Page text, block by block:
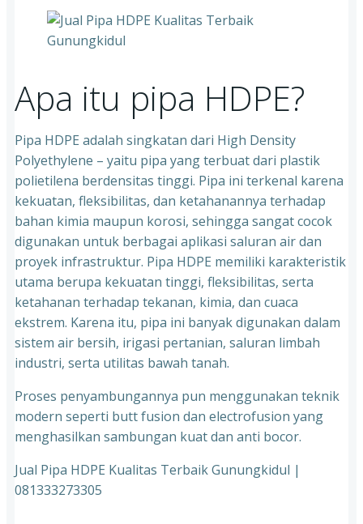
Apa itu pipa HDPE?
Pipa HDPE adalah singkatan dari High Density
Polyethylene – yaitu pipa yang terbuat dari plastik
polietilena berdensitas tinggi. Pipa ini terkenal karena
kekuatan, fleksibilitas, dan ketahanannya terhadap
bahan kimia maupun korosi, sehingga sangat cocok
digunakan untuk berbagai aplikasi saluran air dan
proyek infrastruktur. Pipa HDPE memiliki karakteristik
utama berupa kekuatan tinggi, fleksibilitas, serta
ketahanan terhadap tekanan, kimia, dan cuaca
ekstrem. Karena itu, pipa ini banyak digunakan dalam
sistem air bersih, irigasi pertanian, saluran limbah
industri, serta utilitas bawah tanah.
Proses penyambungannya pun menggunakan teknik
modern seperti butt fusion dan electrofusion yang
menghasilkan sambungan kuat dan anti bocor.
Jual Pipa HDPE Kualitas Terbaik Gunungkidul |
081333273305